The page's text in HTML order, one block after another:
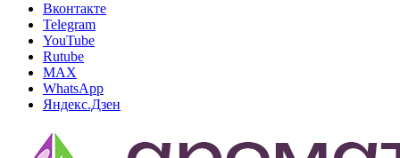
Вконтакте
Telegram
YouTube
Rutube
MAX
WhatsApp
Яндекс.Дзен